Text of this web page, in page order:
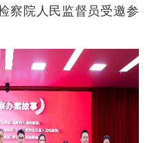
察院人民监督员受邀参